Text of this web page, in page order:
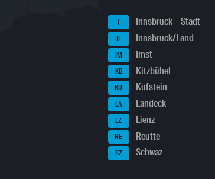
I Innsbruck – Stadt
IL Innsbruck/Land
IM Imst
KB Kitzbühel
KU Kufstein
LA Landeck
LZ Lienz
RE Reutte
SZ Schwaz